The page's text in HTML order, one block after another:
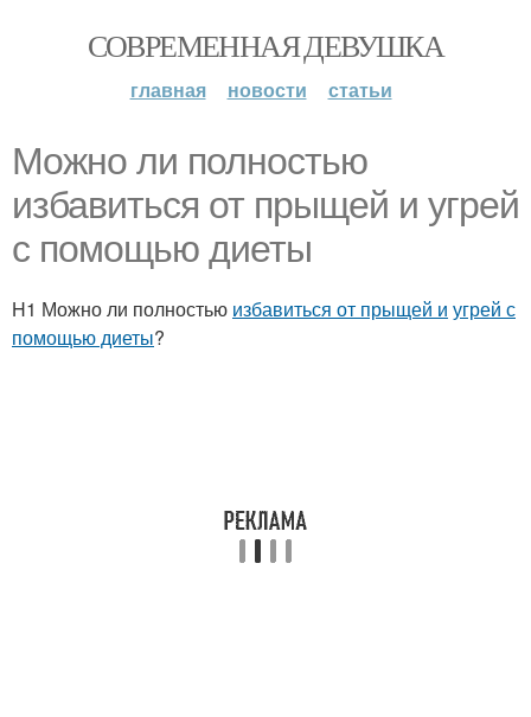
СОВРЕМЕННАЯ ДЕВУШКА
главная новости статьи
Можно ли полностью
избавиться от прыщей и угрей
с помощью диеты
H1 Можно ли полностью избавиться от прыщей и угрей с
помощью диеты?